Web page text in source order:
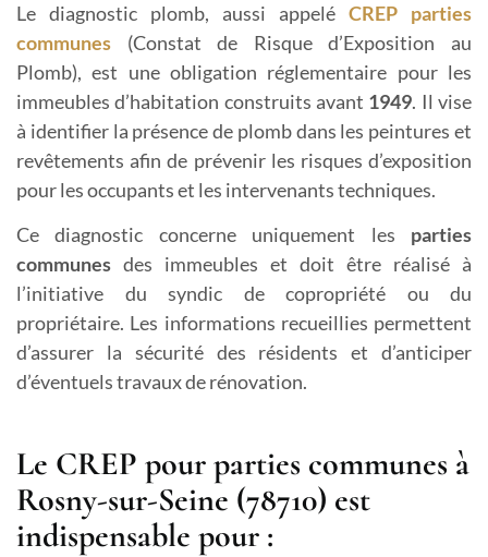
Le diagnostic plomb, aussi appelé CREP parties
communes (Constat de Risque d’Exposition au
Plomb), est une obligation réglementaire pour les
immeubles d’habitation construits avant 1949. Il vise
à identifier la présence de plomb dans les peintures et
revêtements afin de prévenir les risques d’exposition
pour les occupants et les intervenants techniques.
Ce diagnostic concerne uniquement les parties
communes des immeubles et doit être réalisé à
l’initiative du syndic de copropriété ou du
propriétaire. Les informations recueillies permettent
d’assurer la sécurité des résidents et d’anticiper
d’éventuels travaux de rénovation.
Le CREP pour parties communes à
Rosny-sur-Seine (78710) est
indispensable pour :